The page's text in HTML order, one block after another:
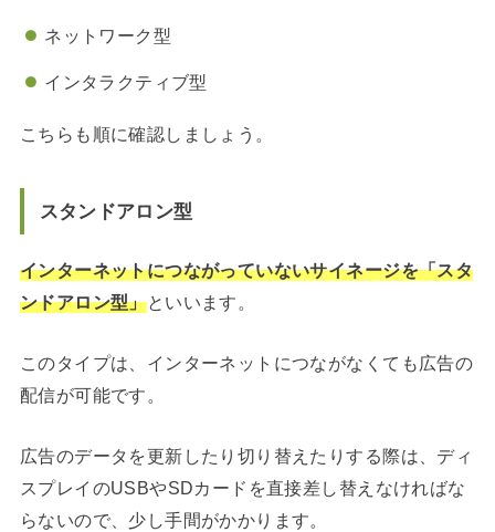
ネットワーク型
インタラクティブ型
こちらも順に確認しましょう。
スタンドアロン型
インターネットにつながっていないサイネージを「スタ
ンドアロン型」といいます。
このタイプは、インターネットにつながなくても広告の
配信が可能です。
広告のデータを更新したり切り替えたりする際は、ディ
スプレイのUSBやSDカードを直接差し替えなければな
らないので、少し手間がかかります。